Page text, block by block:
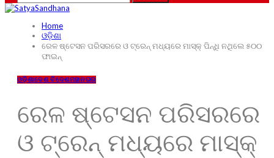
Home
ଓଡ଼ିଶା
ରେଳ ଷ୍ଟେସନ ପରିସରରେ ଓ ଟ୍ରେନ୍‍ ମଧ୍ୟରେ ମାସ୍କ୍‍ ପିନ୍ଧି ନଥିଲେ ୫୦୦
ଫାଇନ୍
ଓଡ଼ିଶାଦେଶ ବିଦେଶମହାନଗର
ରେଳ ଷ୍ଟେସନ ପରିସରରେ
ଓ ଟ୍ରେନ୍‍ ମଧ୍ୟରେ ମାସ୍କ୍‍